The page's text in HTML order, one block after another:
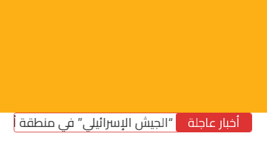
أخبار عاجلة
بقاء “الجيش الإسرائيلي” في منطقة